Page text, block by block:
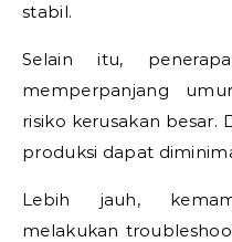
stabil.
Selain itu,
memperpanjang
risiko kerusakan besar.
produksi dapat
Lebih jauh,
melakukan